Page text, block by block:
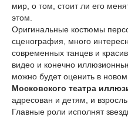
мир, о том, стоит ли его
этом.
Оригинальные костюмы
сценография, много
современных танцев и
видео и конечно
можно будет оценить в
Московского театра
адресован и детям, и
Главные роли исполнят